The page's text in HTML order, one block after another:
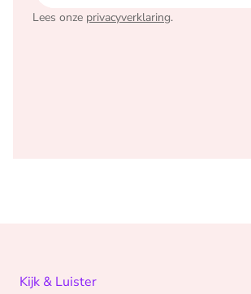
Lees onze privacyverklaring.
Kijk & Luister